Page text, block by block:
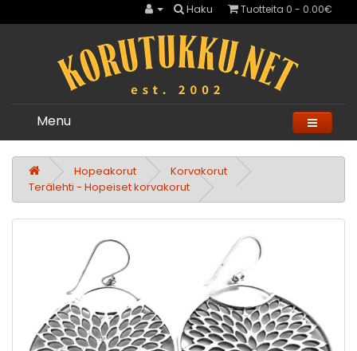
Haku Tuotteita 0 - 0.00€
Menu
Hopeakorut
Korvakorut
Terälehti - Hopeiset korvakorut